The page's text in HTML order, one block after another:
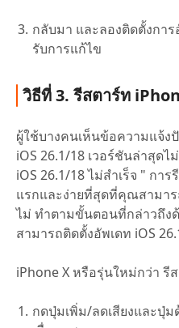
กลับมา และลองติดตั้งกา
รับการแก้ไข
วิธีที่ 3. รีสตาร์ท
ผู้ใช้บางคนเห็นข้อความแจ้
iOS 26.1/18 เวอร์ชันล่าสุด
iOS 26.1/18 ไม่สำเร็จ " ก
แรกและง่ายที่สุดที่คุณสามาร
ไม่ ทำตามขั้นตอนที่กล่าวถึง
สามารถติดตั้งอัพเดท iOS
iPhone X หรือรุ่นใหม่กว่า รี
กดปุ่มเพิ่ม/ลดเสียงและปุ่